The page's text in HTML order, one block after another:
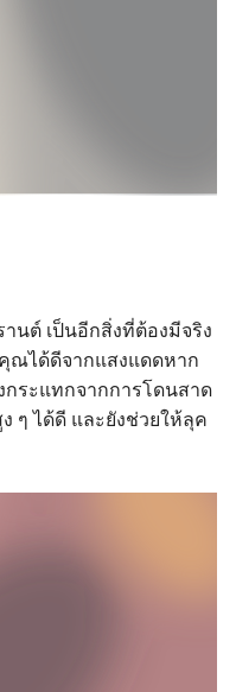
นต์ เป็นอีกสิ่งที่ต้องมีจริง
ณได้ดีจากแสงแดดหาก
ระแทกจากการโดนสาด
ๆ ได้ดี และยังช่วยให้ลุค